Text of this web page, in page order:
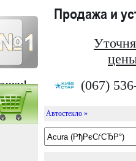
Продажа и
(067)
в
Автостекло »